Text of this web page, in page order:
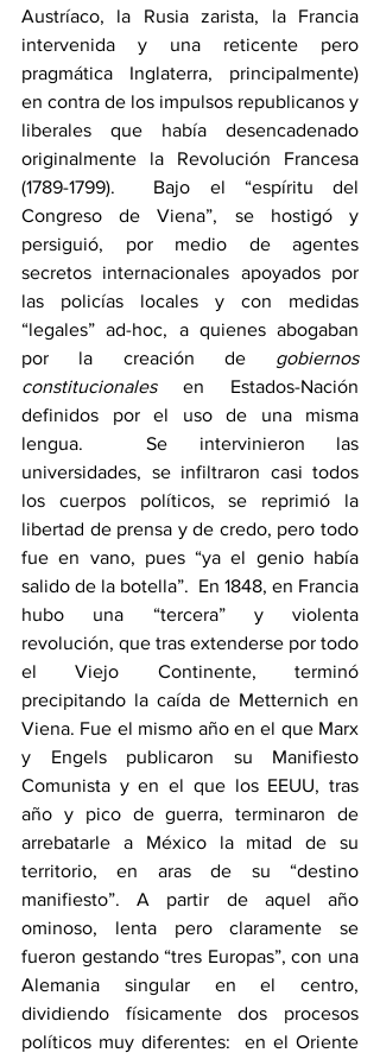
Austríaco, la Rusia zarista, la Francia
intervenida y una reticente pero
pragmática Inglaterra, principalmente)
en contra de los impulsos republicanos y
liberales que había desencadenado
originalmente la Revolución Francesa
(1789-1799).  Bajo el “espíritu del
Congreso de Viena”, se hostigó y
persiguió, por medio de agentes
secretos internacionales apoyados por
las policías locales y con medidas
“legales” ad-hoc, a quienes abogaban
por la creación de gobiernos
constitucionales en Estados-Nación
definidos por el uso de una misma
lengua.  Se intervinieron las
universidades, se infiltraron casi todos
los cuerpos políticos, se reprimió la
libertad de prensa y de credo, pero todo
fue en vano, pues “ya el genio había
salido de la botella”.  En 1848, en Francia
hubo una “tercera” y violenta
revolución, que tras extenderse por todo
el Viejo Continente, terminó
precipitando la caída de Metternich en
Viena. Fue el mismo año en el que Marx
y Engels publicaron su Manifiesto
Comunista y en el que los EEUU, tras
año y pico de guerra, terminaron de
arrebatarle a México la mitad de su
territorio, en aras de su “destino
manifiesto”. A partir de aquel año
ominoso, lenta pero claramente se
fueron gestando “tres Europas”, con una
Alemania singular en el centro,
dividiendo físicamente dos procesos
políticos muy diferentes:  en el Oriente